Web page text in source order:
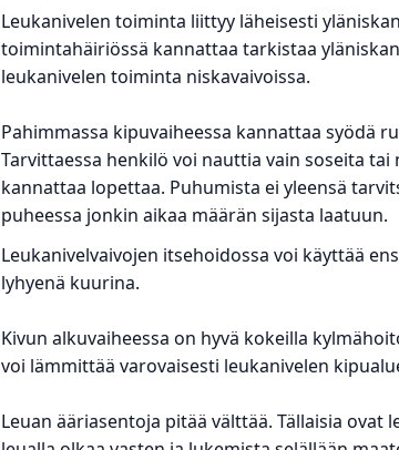
Leukanivelen toiminta liittyy läheisesti
toimintahäiriössä kannattaa tarkistaa
leukanivelen toiminta niskavaivoissa.
Pahimmassa kipuvaiheessa kannattaa syödä
Tarvittaessa henkilö voi nauttia vain soseita
kannattaa lopettaa. Puhumista ei yleensä
puheessa jonkin aikaa määrän sijasta laatuun.
Leukanivelvaivojen itsehoidossa voi käyttää
lyhyenä kuurina.
Kivun alkuvaiheessa on hyvä kokeilla
voi lämmittää varovaisesti leukanivelen
Leuan ääriasentoja pitää välttää. Tällaisia